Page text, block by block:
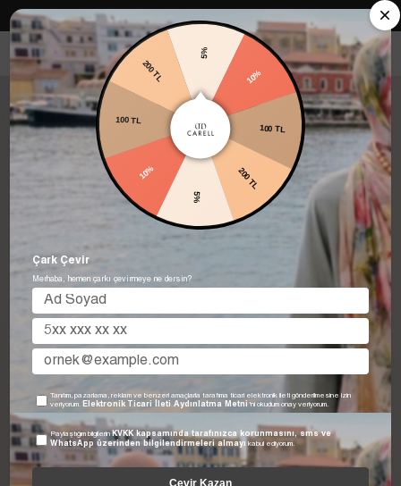
Carell in Roma Koleksiyonu Şimdi Satışta! Hemen keşfet.
200 TL
200 TL
Çark Çevir
Merhaba, hemen çarkı çevirmeye ne dersin?
Tanıtım, pazarlama, reklam ve benzeri amaçlarla tarafıma ticari elektronik ileti gönderilmesine izin
veriyorum. Elektronik Ticari İleti Aydınlatma Metni 'ni okudum onay veriyorum.
Paylaştığım bilgilerin KVKK kapsamında tarafınızca korunmasını, sms ve
WhatsApp üzerinden bilgilendirmeleri almayı
kabul ediyorum.
Çevir Kazan